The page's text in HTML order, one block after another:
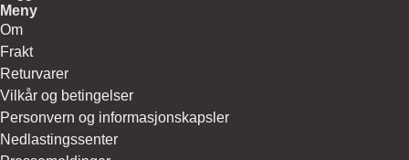
Meny
Om
Frakt
Returvarer
Vilkår og betingelser
Personvern og informasjonskapsler
Nedlastingssenter